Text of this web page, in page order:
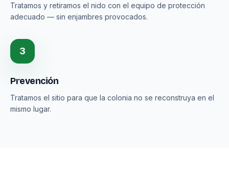
Tratamos y retiramos el nido con el equipo de protección
adecuado — sin enjambres provocados.
3
Prevención
Tratamos el sitio para que la colonia no se reconstruya en el
mismo lugar.